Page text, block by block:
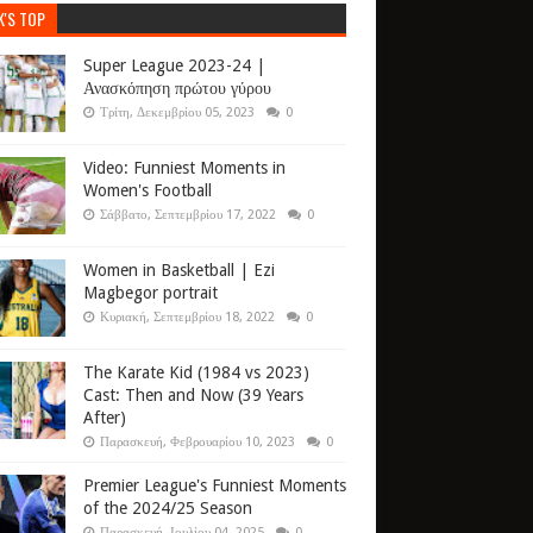
TOP
Super League 2023-24 |
Ανασκόπηση πρώτου γύρου
Τρίτη, Δεκεμβρίου 05, 2023 0
Video: Funniest Moments in
Women's Football
Σάββατο, Σεπτεμβρίου 17, 2022 0
Women in Basketball | Ezi
Magbegor portrait
Κυριακή, Σεπτεμβρίου 18, 2022 0
The Karate Kid (1984 vs 2023)
Cast: Then and Now (39 Years
After)
Παρασκευή, Φεβρουαρίου 10, 2023 0
Premier League's Funniest Moments
of the 2024/25 Season